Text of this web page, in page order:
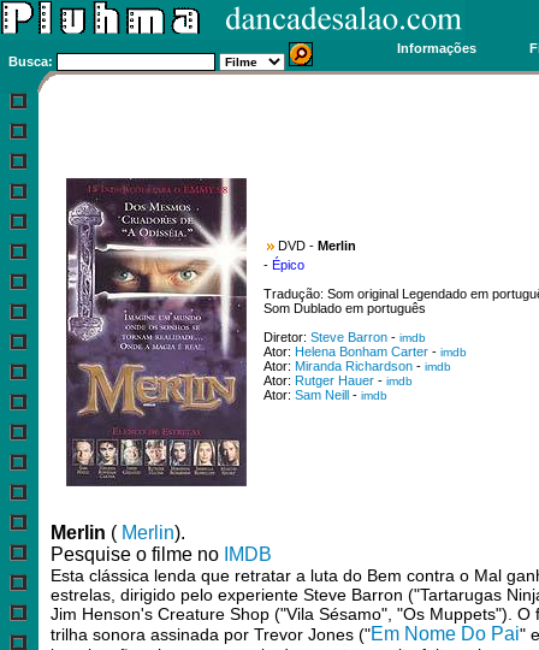
Busca:
Informações
DVD - Merlin
- Épico
Tradução: Som original Legendado em
Som Dublado em português
Diretor: Steve Barron - imdb
Ator: Helena Bonham Carter - imdb
Ator: Miranda Richardson - imdb
Ator: Rutger Hauer - imdb
Ator: Sam Neill - imdb
Merlin ( Merlin).
Pesquise o filme no IMDB
Esta clássica lenda que retratar a luta do Bem contra o Mal
estrelas, dirigido pelo experiente Steve Barron ("Tartarugas
Jim Henson's Creature Shop ("Vila Sésamo", "Os Muppets").
trilha sonora assinada por Trevor Jones ("Em Nome Do Pai"